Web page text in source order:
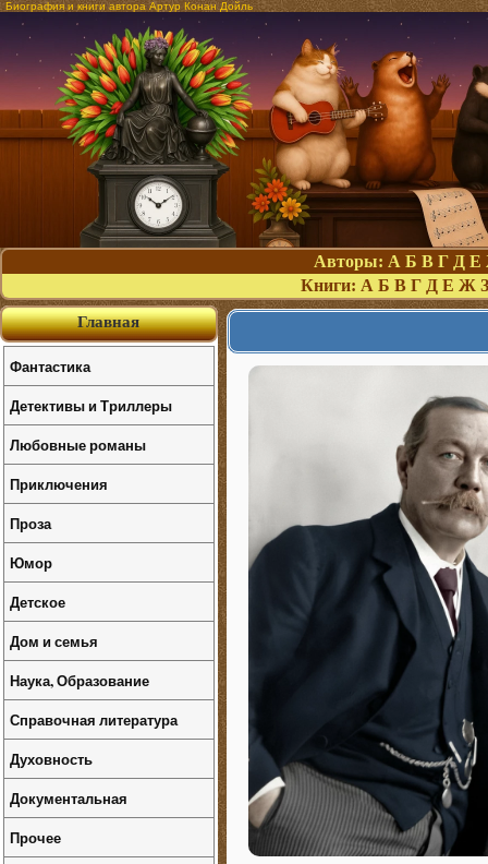
Биография и книги автора Артур Конан Дойль
Авторы: А Б В Г Д Е
Книги: А Б В Г Д Е Ж З
Главная
Фантастика
Детективы и Триллеры
Любовные романы
Приключения
Проза
Юмор
Детское
Дом и семья
Наука, Образование
Справочная литература
Духовность
Документальная
Прочее